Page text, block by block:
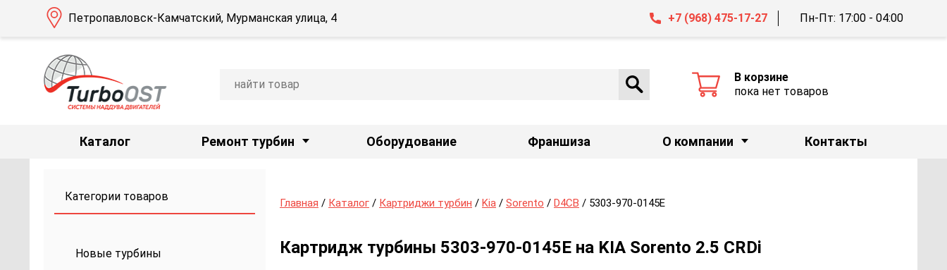
Каталог Ремонт турбин Оборудование Франшиза О компании Контакты
Петропавловск-Камчатский, Мурманская улица, 4 +7 (968) 475-17-27 Пн-Пт: 17:00 - 04:00
В корзине
пока нет товаров
Категории товаров
Новые турбины
Главная / Каталог / Картриджи турбин / Kia / Sorento / D4CB / 5303-970-0145E
Картридж турбины 5303-970-0145E на KIA Sorento 2.5 CRDi